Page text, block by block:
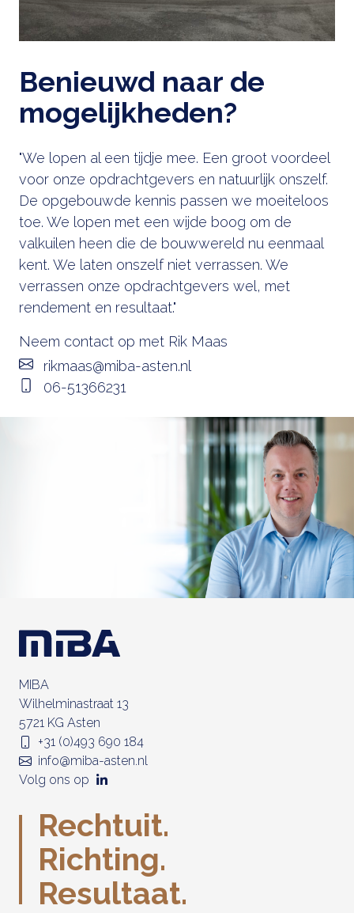
Benieuwd naar de
mogelijkheden?
"We lopen al een tijdje mee. Een groot voordeel
voor onze opdrachtgevers en natuurlijk onszelf.
De opgebouwde kennis passen we moeiteloos
toe. We lopen met een wijde boog om de
valkuilen heen die de bouwwereld nu eenmaal
kent. We laten onszelf niet verrassen. We
verrassen onze opdrachtgevers wel, met
rendement en resultaat."
Neem contact op met Rik Maas
rikmaas@miba-asten.nl
06-51366231
MIBA
Wilhelminastraat 13
5721 KG Asten
+31 (0)493 690 184
info@miba-asten.nl
Volg ons op
Rechtuit.
Richting.
Resultaat.